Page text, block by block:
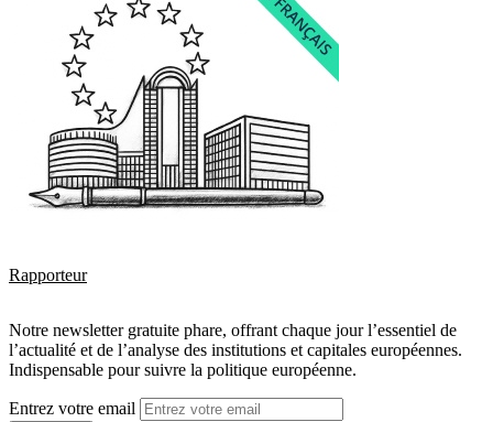
Rapporteur
Notre newsletter gratuite phare, offrant chaque jour l’essentiel de
l’actualité et de l’analyse des institutions et capitales européennes.
Indispensable pour suivre la politique européenne.
Entrez votre email